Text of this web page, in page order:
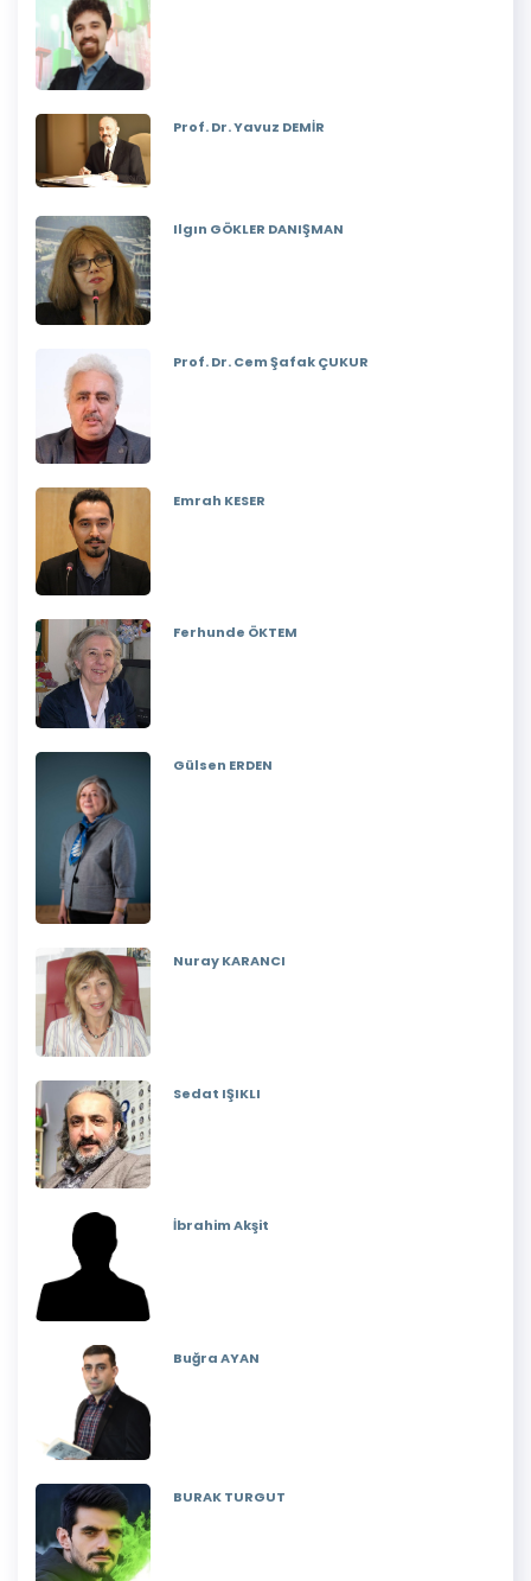
Prof. Dr. Yavuz DEMİR
Ilgın GÖKLER DANIŞMAN
Prof. Dr. Cem Şafak ÇUKUR
Emrah KESER
Ferhunde ÖKTEM
Gülsen ERDEN
Nuray KARANCI
Sedat IŞIKLI
İbrahim Akşit
Buğra AYAN
BURAK TURGUT